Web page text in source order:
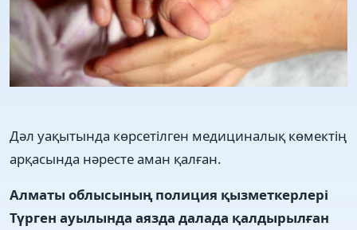
Дәл уақытында көрсетілген медициналық көмектің
арқасында нәресте аман қалған.
Алматы облысының полиция қызметкерлері
Түрген ауылында аязда далада қалдырылған